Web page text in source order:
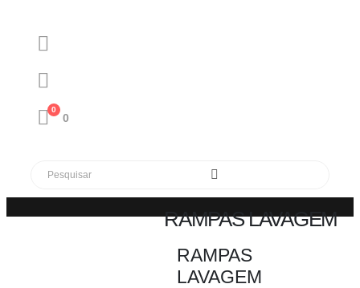
0
0
RAMPAS LAVAGEM
RAMPAS
LAVAGEM